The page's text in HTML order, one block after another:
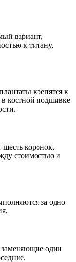
вариант,
к титану,
крепятся к
в костной подшивке
коронок,
стоимостью и
за одно
заменяющие один